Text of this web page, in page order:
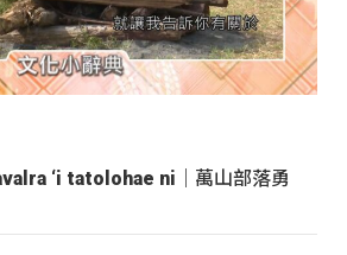
‘i tatolohae ni｜萬山部落勇